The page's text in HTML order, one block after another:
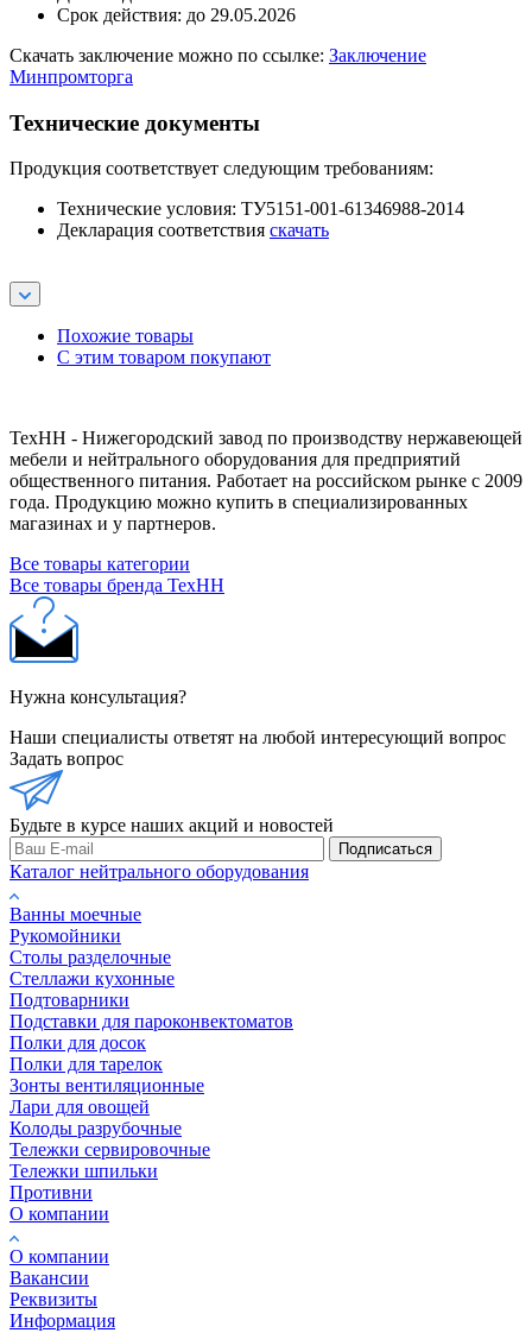
Срок действия: до 29.05.2026
Скачать заключение можно по ссылке: Заключение
Минпромторга
Технические документы
Продукция соответствует следующим требованиям:
Технические условия: ТУ5151-001-61346988-2014
Декларация соответствия скачать
Похожие товары
С этим товаром покупают
ТехНН - Нижегородский завод по производству нержавеющей
мебели и нейтрального оборудования для предприятий
общественного питания. Работает на российском рынке с 2009
года. Продукцию можно купить в специализированных
магазинах и у партнеров.
Все товары категории
Все товары бренда ТехНН
Нужна консультация?
Наши специалисты ответят на любой интересующий вопрос
Задать вопрос
Будьте в курсе наших акций и новостей
Подписаться
Каталог нейтрального оборудования
Ванны моечные
Рукомойники
Столы разделочные
Стеллажи кухонные
Подтоварники
Подставки для пароконвектоматов
Полки для досок
Полки для тарелок
Зонты вентиляционные
Лари для овощей
Колоды разрубочные
Тележки сервировочные
Тележки шпильки
Противни
О компании
О компании
Вакансии
Реквизиты
Информация